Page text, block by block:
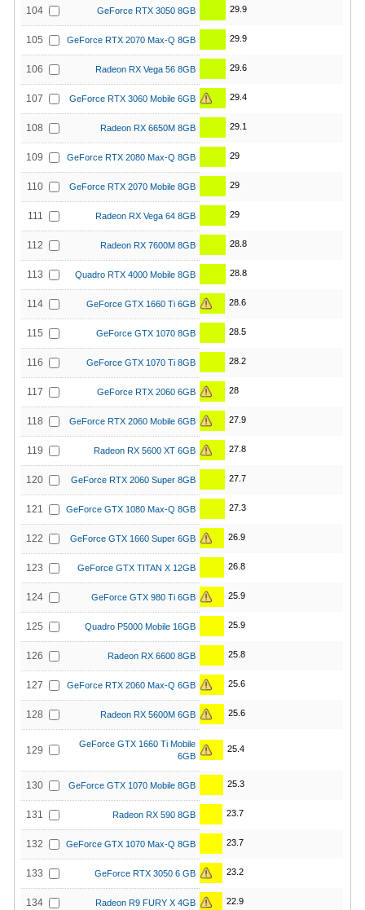
104 GeForce RTX 3050 8GB 29.9
105 GeForce RTX 2070 Max-Q 8GB 29.9
106 Radeon RX Vega 56 8GB 29.6
107 GeForce RTX 3060 Mobile 6GB 29.4
108 Radeon RX 6650M 8GB 29.1
109 GeForce RTX 2080 Max-Q 8GB 29
110 GeForce RTX 2070 Mobile 8GB 29
111 Radeon RX Vega 64 8GB 29
112 Radeon RX 7600M 8GB 28.8
113 Quadro RTX 4000 Mobile 8GB 28.8
114 GeForce GTX 1660 Ti 6GB 28.6
115 GeForce GTX 1070 8GB 28.5
116 GeForce GTX 1070 Ti 8GB 28.2
117 GeForce RTX 2060 6GB 28
118 GeForce RTX 2060 Mobile 6GB 27.9
119 Radeon RX 5600 XT 6GB 27.8
120 GeForce RTX 2060 Super 8GB 27.7
121 GeForce GTX 1080 Max-Q 8GB 27.3
122 GeForce GTX 1660 Super 6GB 26.9
123 GeForce GTX TITAN X 12GB 26.8
124 GeForce GTX 980 Ti 6GB 25.9
125 Quadro P5000 Mobile 16GB 25.9
126 Radeon RX 6600 8GB 25.8
127 GeForce RTX 2060 Max-Q 6GB 25.6
128 Radeon RX 5600M 6GB 25.6
129
GeForce GTX 1660 Ti Mobile
6GB
25.4
130 GeForce GTX 1070 Mobile 8GB 25.3
131 Radeon RX 590 8GB 23.7
132 GeForce GTX 1070 Max-Q 8GB 23.7
133 GeForce RTX 3050 6 GB 23.2
134 Radeon R9 FURY X 4GB 22.9